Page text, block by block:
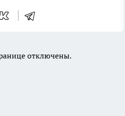
отключены.